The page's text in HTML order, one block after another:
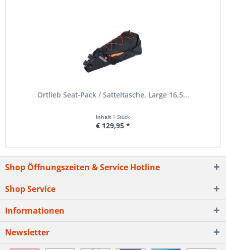
Ortlieb Seat-Pack / Satteltasche, Large 16,5...
Inhalt 1 Stück
€ 129,95 *
Shop Öffnungszeiten & Service Hotline
Shop Service
Informationen
Newsletter